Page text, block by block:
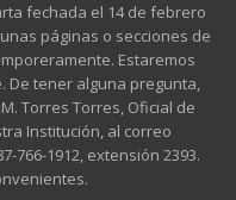
fechada el 14 de febrero
páginas o secciones de
Estaremos
De tener alguna pregunta,
Torres Torres, Oficial de
Institución, al correo
766-1912, extensión 2393.